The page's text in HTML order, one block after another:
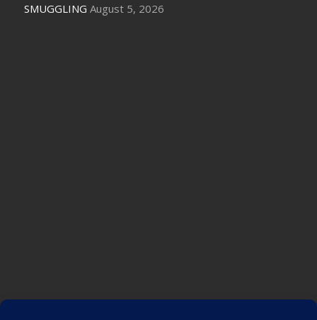
SMUGGLING August 5, 2026